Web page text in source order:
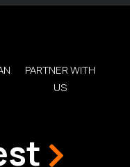
PARTNER WITH
US